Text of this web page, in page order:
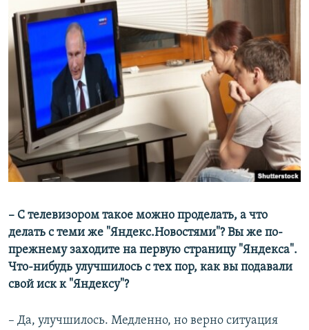
– С телевизором такое можно проделать, а что
делать с теми же "Яндекс.Новостями"? Вы же по-
прежнему заходите на первую страницу "Яндекса".
Что-нибудь улучшилось с тех пор, как вы подавали
свой иск к "Яндексу"?
– Да, улучшилось. Медленно, но верно ситуация